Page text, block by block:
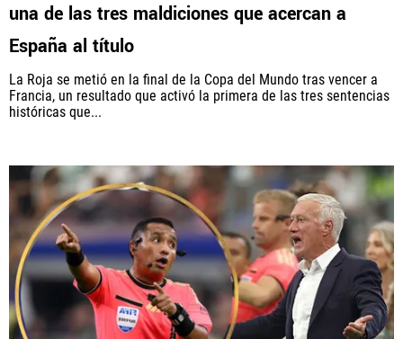
una de las tres maldiciones que acercan a
España al título
La Roja se metió en la final de la Copa del Mundo tras vencer a
Francia, un resultado que activó la primera de las tres sentencias
históricas que...